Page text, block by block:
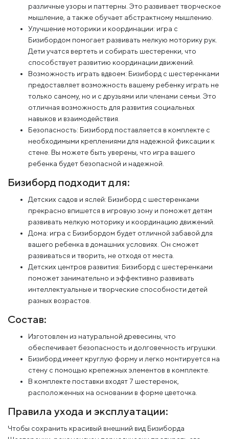
различные узоры и паттерны. Это развивает творческое
мышление, а также обучает абстрактному мышлению.
Улучшение моторики и координации: игра с
Бизибордом помогает развивать мелкую моторику рук.
Дети учатся вертеть и собирать шестеренки, что
способствует развитию координации движений.
Возможность играть вдвоем: Бизиборд с шестеренками
предоставляет возможность вашему ребенку играть не
только самому, но и с друзьями или членами семьи. Это
отличная возможность для развития социальных
навыков и взаимодействия.
Безопасность: Бизиборд поставляется в комплекте с
необходимыми креплениями для надежной фиксации к
стене. Вы можете быть уверены, что игра вашего
ребенка будет безопасной и надежной.
Бизиборд подходит для:
Детских садов и яслей: Бизиборд с шестеренками
прекрасно впишется в игровую зону и поможет детям
развивать мелкую моторику и координацию движений.
Дома: игра с Бизибордом будет отличной забавой для
вашего ребенка в домашних условиях. Он сможет
развиваться и творить, не отходя от места.
Детских центров развития: Бизиборд с шестеренками
поможет занимательно и эффективно развивать
интеллектуальные и творческие способности детей
разных возрастов.
Состав:
Изготовлен из натуральной древесины, что
обеспечивает безопасность и долговечность игрушки.
Бизиборд имеет круглую форму и легко монтируется на
стену с помощью крепежных элементов в комплекте.
В комплекте поставки входят 7 шестеренок,
расположенных на основании в форме цветочка.
Правила ухода и эксплуатации:
Чтобы сохранить красивый внешний вид Бизиборда